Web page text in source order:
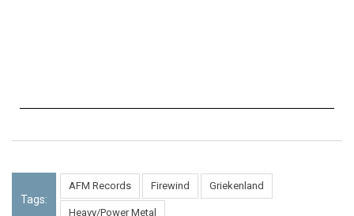
Tags:
AFM Records Firewind Griekenland
Heavy/Power Metal